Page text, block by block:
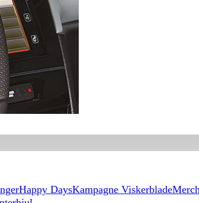
Happy DaysKampagne Viskerblade